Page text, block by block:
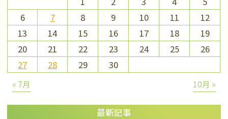
6
7 8 9 10 11
12
13
14 15 16 17 18
19
20
21 22 23 24 25
26
27
28 29 30
« 7月 10月 »
最新記事